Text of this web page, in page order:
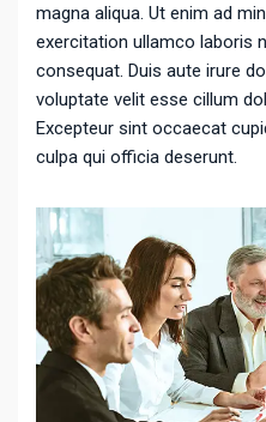
magna aliqua. Ut enim ad
exercitation ullamco laboris
consequat. Duis aute irure
voluptate velit esse cillum
Excepteur sint occaecat
culpa qui officia deserunt.